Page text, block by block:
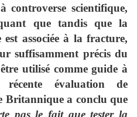
controverse scientifique,
que tandis que la
est associée à la fracture,
suffisamment précis du
utilisé comme guide à
évaluation de
Britannique a conclu que
pas le fait que tester la